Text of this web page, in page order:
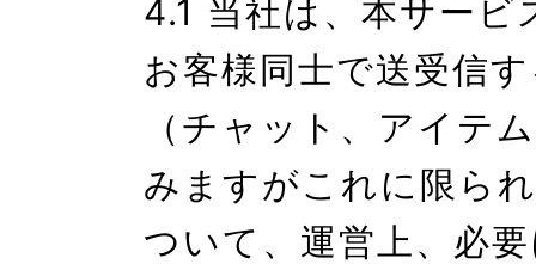
4.1 当社は、本サービ
お客様同士で送受信
（チャット、アイテ
みますがこれに限ら
ついて、運営上、必